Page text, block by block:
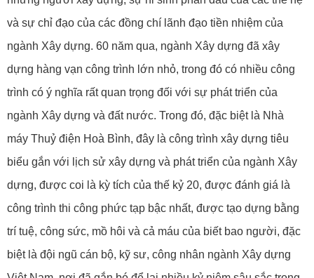
và sự chỉ đạo của các đồng chí lãnh đạo tiền nhiệm của
ngành Xây dựng. 60 năm qua, ngành Xây dựng đã xây
dựng hàng vạn công trình lớn nhỏ, trong đó có nhiều công
trình có ý nghĩa rất quan trọng đối với sự phát triển của
ngành Xây dựng và đất nước. Trong đó, đặc biệt là Nhà
máy Thuỷ điện Hoà Bình, đây là công trình xây dựng tiêu
biểu gắn với lịch sử xây dựng và phát triển của ngành Xây
dựng, được coi là kỳ tích của thế kỷ 20, được đánh giá là
công trình thi công phức tạp bậc nhất, được tạo dựng bằng
trí tuệ, công sức, mồ hôi và cả máu của biết bao người, đặc
biệt là đội ngũ cán bộ, kỹ sư, công nhân ngành Xây dựng